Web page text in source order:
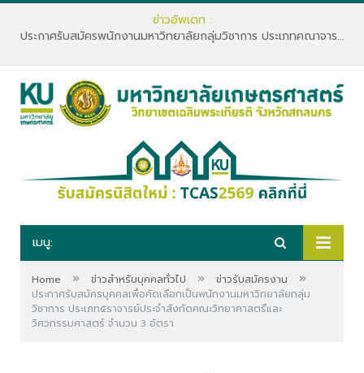
ข่าวอัพเดท :
ประกาศรับสมัครพนักงานมหาวิทยาลัยกลุ่มวิชาการ ประเภทคณาจารย์ประจำ คณะทรัพยากรธรรมชาติและอุตสาหกรรมเกษตร สังกัดภาควิชาเกษตรและทรัพยากร
เมนู:
Home » ข่าวสำหรับบุคคลทั่วไป » ข่าวรับสมัครงาน »
ประกาศรับสมัครบุคคลเพื่อคัดเลือกเป็นพนักงานมหาวิทยาลัยกลุ่ม
วิชาการ ประเภท๕ราจารย์ประจำสังกัดคณะวิทยาศาสตรืและ
วิศวกรรมศาสตร์ จำนวน 3 อัตรา